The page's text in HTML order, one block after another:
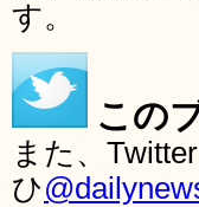
す。
この
また、
ひ